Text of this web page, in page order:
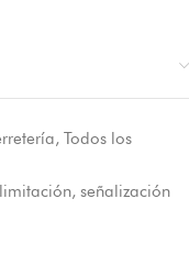
, Todos los
, señalización